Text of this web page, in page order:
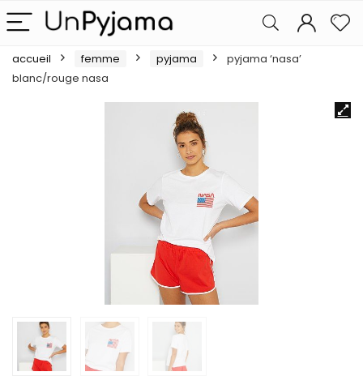
accueil femme pyjama
pyjama ‘nasa’
blanc/rouge nasa